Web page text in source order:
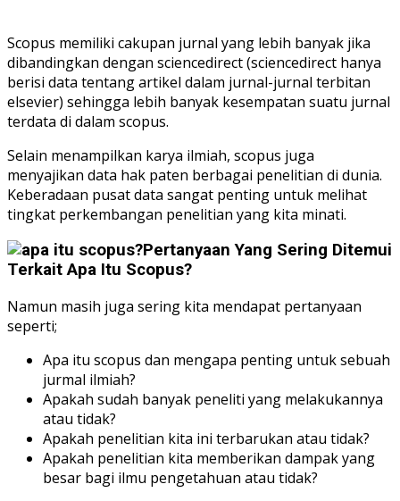
Scopus memiliki cakupan jurnal yang lebih banyak jika
dibandingkan dengan sciencedirect (sciencedirect hanya
berisi data tentang artikel dalam jurnal-jurnal terbitan
elsevier) sehingga lebih banyak kesempatan suatu jurnal
terdata di dalam scopus.
Selain menampilkan karya ilmiah, scopus juga
menyajikan data hak paten berbagai penelitian di dunia.
Keberadaan pusat data sangat penting untuk melihat
tingkat perkembangan penelitian yang kita minati.
Pertanyaan Yang Sering Ditemui
Terkait Apa Itu Scopus?
Namun masih juga sering kita mendapat pertanyaan
seperti;
Apa itu scopus dan mengapa penting untuk sebuah
jurmal ilmiah?
Apakah sudah banyak peneliti yang melakukannya
atau tidak?
Apakah penelitian kita ini terbarukan atau tidak?
Apakah penelitian kita memberikan dampak yang
besar bagi ilmu pengetahuan atau tidak?